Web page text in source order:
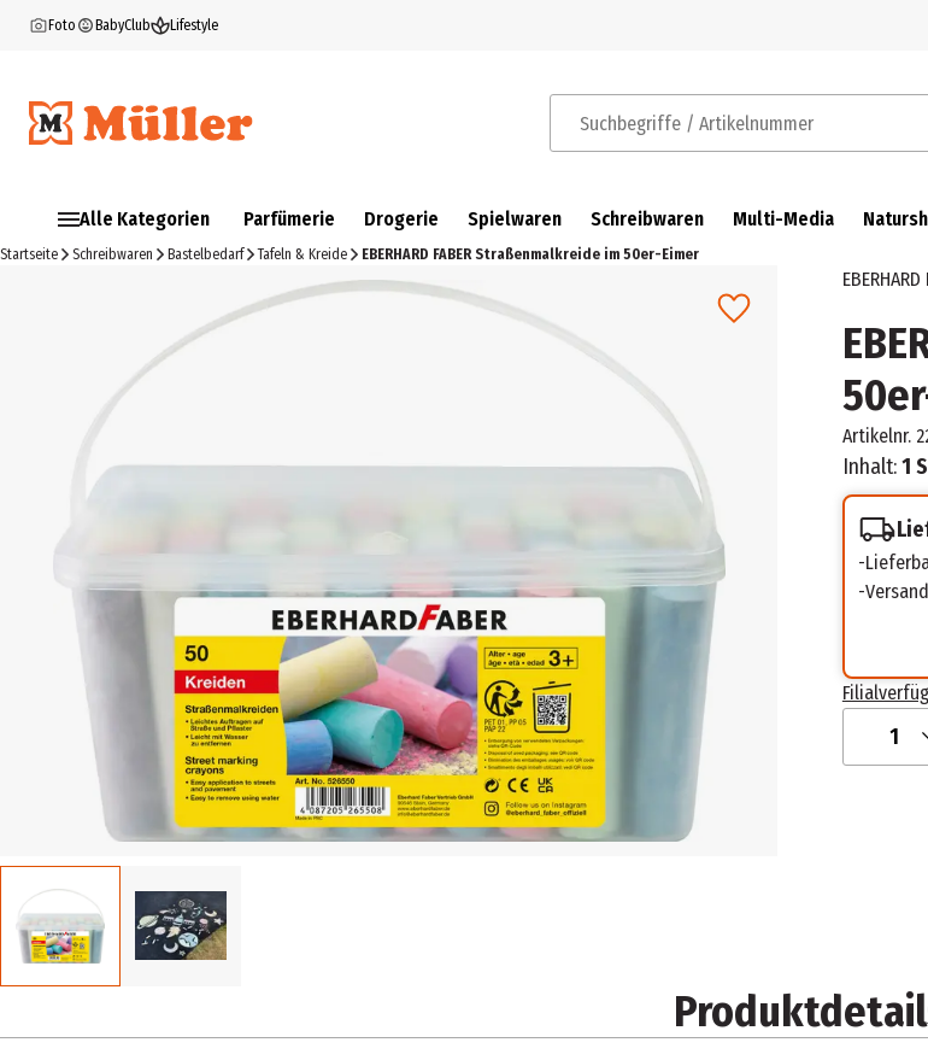
Foto BabyClub Lifestyle
Suchbegriffe / Artikelnummer
Alle Kategorien Parfümerie Drogerie Spielwaren Schreibwaren Multi-Media
Startseite Schreibwaren Bastelbedarf Tafeln & Kreide EBERHARD FABER Straßenmalkreide im 50er-Eimer
EBERHARD
Artikelnr.
Inhalt:1
1